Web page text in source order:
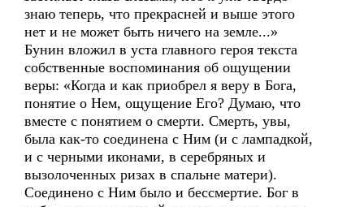
знаю теперь, что прекрасней и выше этого
нет и не может быть ничего на земле...»
Бунин вложил в уста главного героя текста
собственные воспоминания об ощущении
веры: «Когда и как приобрел я веру в Бога,
понятие о Нем, ощущение Его? Думаю, что
вместе с понятием о смерти. Смерть, увы,
была как-то соединена с Ним (и с лампадкой,
и с черными иконами, в серебряных и
вызолоченных ризах в спальне матери).
Соединено с Ним было и бессмертие. Бог в